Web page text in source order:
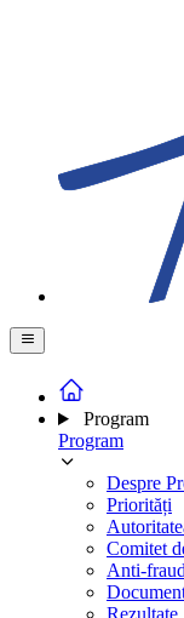
Program
Program
Despre
Priorități
Comitet
Anti-
Rezultate